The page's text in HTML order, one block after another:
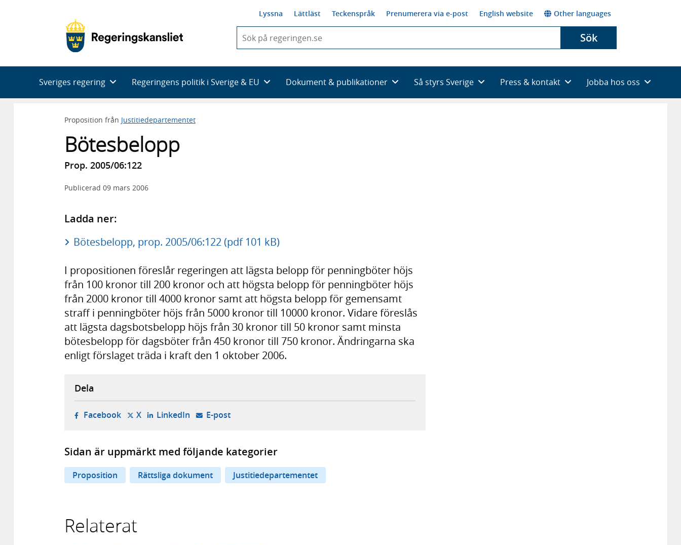
Lyssna Lättläst Teckenspråk Prenumerera via e-post English website Other languages
du
skriva
framträder
en
Sök
Sveriges regering Regeringens politik i Sverige & EU Dokument & publikationer Så styrs Sverige Press & kontakt Jobba hos oss
Proposition från Justitiedepartementet
Bötesbelopp
Prop. 2005/06:122
Publicerad 09 mars 2006
Ladda ner:
Bötesbelopp, prop. 2005/06:122 (pdf 101 kB)
I propositionen föreslår regeringen att lägsta belopp för penningböter höjs
från 100 kronor till 200 kronor och att högsta belopp för penningböter höjs
från 2000 kronor till 4000 kronor samt att högsta belopp för gemensamt
straff i penningböter höjs från 5000 kronor till 10000 kronor. Vidare föreslås
att lägsta dagsbotsbelopp höjs från 30 kronor till 50 kronor samt minsta
bötesbelopp för dagsböter från 450 kronor till 750 kronor. Ändringarna ska
enligt förslaget träda i kraft den 1 oktober 2006.
Dela
Facebook- öppnas i ny flik, extern webbplats,
X- öppnas i ny flik, extern webbplats,
LinkedIn- öppnas i ny flik, extern webbplats,
E-post- öppnar din e-postklient,
Sidan är uppmärkt med följande kategorier
Proposition Rättsliga dokument Justitiedepartementet
Relaterat